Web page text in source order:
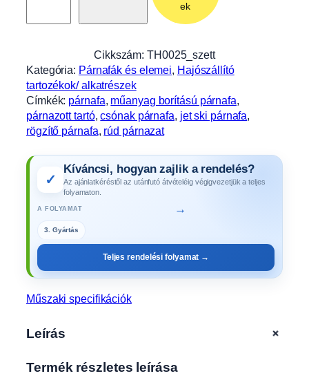
o
r
í
t
á
ú
p
n
ek
Cikkszám: TH0025_szett
Kategória: Párnafák és elemei, Hajószállító
tartozékok/ alkatrészek
Címkék: párnafa, műanyag borítású párnafa
párnazott tartó, csónak párnafa, jet ski párnafa
rögzítő párnafa, rúd párnazat
✓
Kíváncsi, hogyan zajlik a rendelés?
Az ajánlatkéréstől az utánfutó átvételéig végigvezetjük a teljes
folyamaton.
A FOLYAMAT →
3. Gyártás
Teljes rendelési folyamat →
Műszaki specifikációk
Leírás +
Termék részletes leírása